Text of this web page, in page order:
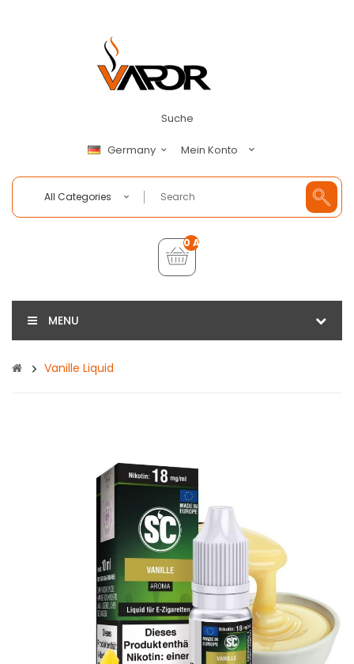
Suche
Germany Mein Konto
All Categories
0 Artikel - €0,00
MENU
Vanille Liquid